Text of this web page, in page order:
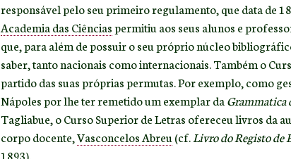
responsável pelo seu primeiro regulamento, que data de
Academia das Ciênciaspermitiu aos seus alunos e
que, para além de possuir o seu próprio núcleo
saber, tanto nacionais como internacionais. Também o
partido das suas próprias permutas. Por exemplo, como
Nápoles por lhe ter remetido um exemplar da Grammatica
Tagliabue, o Curso Superior de Letras ofereceu livros da
corpo docente,Vasconcelos Abreu (cf. Livro do Registo de
1893).